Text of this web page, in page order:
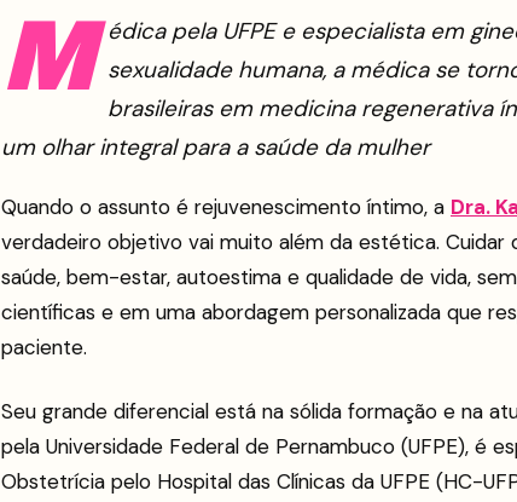
M édica pela UFPE e especialista em
sexualidade humana, a médica se
brasileiras em medicina regenerativa
um olhar integral para a saúde da mulher
Quando o assunto é rejuvenescimento íntimo, a Dra.
verdadeiro objetivo vai muito além da estética. Cuidar
saúde, bem-estar, autoestima e qualidade de vida,
científicas e em uma abordagem personalizada que
paciente.
Seu grande diferencial está na sólida formação e na
pela Universidade Federal de Pernambuco (UFPE), é
Obstetrícia pelo Hospital das Clínicas da UFPE (HC-